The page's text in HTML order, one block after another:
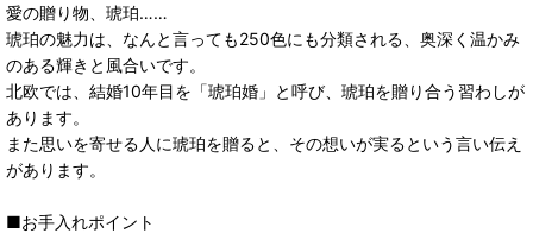
愛の贈り物、琥珀……
琥珀の魅力は、なんと言っても250色にも分類される、奥深く温かみ
のある輝きと風合いです。
北欧では、結婚10年目を「琥珀婚」と呼び、琥珀を贈り合う習わしが
あります。
また思いを寄せる人に琥珀を贈ると、その想いが実るという言い伝え
があります。
■お手入れポイント